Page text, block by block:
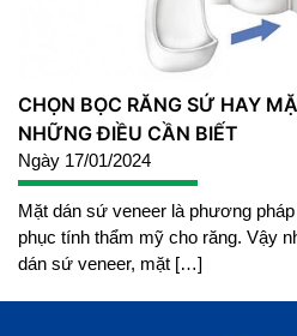
CHỌN BỌC RĂNG SỨ HAY
NHỮNG ĐIỀU CẦN BIẾT
Ngày 17/01/2024
Mặt dán sứ veneer là phương
phục tính thẩm mỹ cho răng. Vậy
dán sứ veneer, mặt […]